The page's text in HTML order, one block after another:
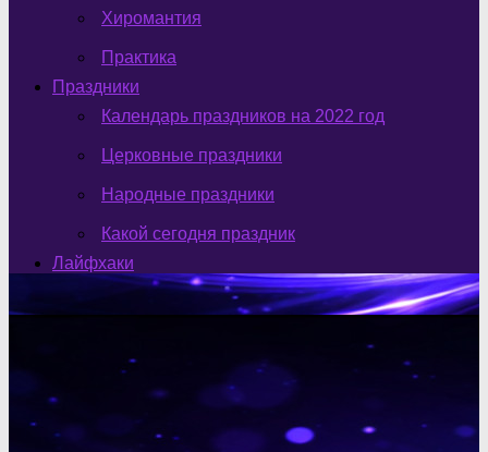
Хиромантия
Практика
Праздники
Календарь праздников на 2022 год
Церковные праздники
Народные праздники
Какой сегодня праздник
Лайфхаки